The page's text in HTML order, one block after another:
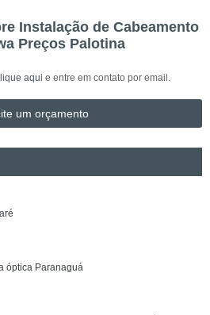
Instalação de Cabeamento
Preços Palotina
aqui e entre em contato por email.
um orçamento
óptica Paranaguá